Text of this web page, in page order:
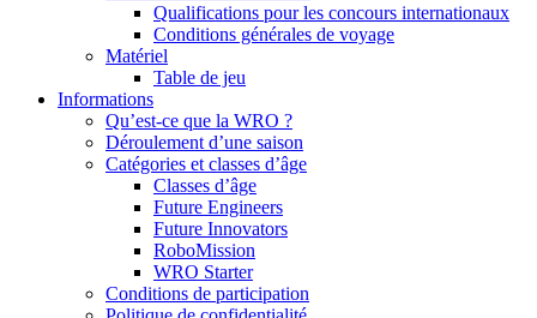
Qualifications pour les concours internationaux
Conditions générales de voyage
Matériel
Table de jeu
Informations
Qu’est-ce que la WRO ?
Déroulement d’une saison
Catégories et classes d’âge
Classes d’âge
Future Engineers
Future Innovators
RoboMission
WRO Starter
Conditions de participation